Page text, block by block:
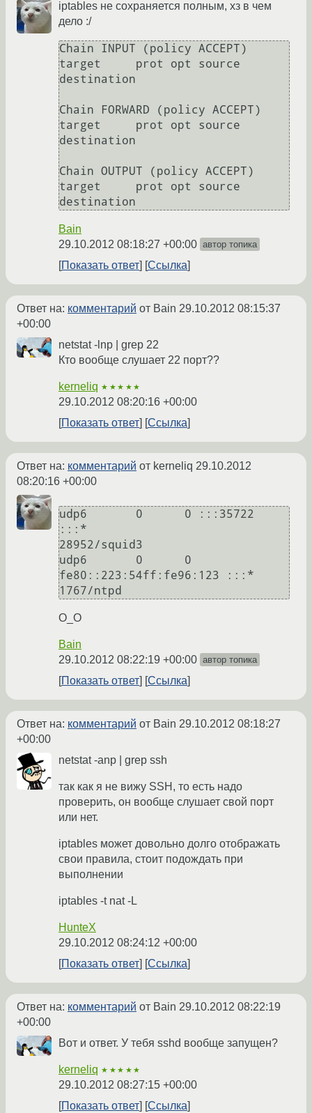
iptables не сохраняется полным, хз в чем
дело :/
Chain INPUT (policy ACCEPT)
target     prot opt source
destination
Chain FORWARD (policy ACCEPT)
target     prot opt source
destination
Chain OUTPUT (policy ACCEPT)
target     prot opt source
destination
Bain
29.10.2012 08:18:27 +00:00 автор топика
Показать ответ Ссылка
Ответ на: комментарий от Bain 29.10.2012 08:15:37
+00:00
netstat -lnp | grep 22
Кто вообще слушает 22 порт??
kerneliq ★★★★★
29.10.2012 08:20:16 +00:00
Показать ответ
Ссылка
Ответ на: комментарий от kerneliq 29.10.2012
08:20:16 +00:00
udp6       0      0 :::35722
:::*
28952/squid3
udp6       0      0
fe80::223:54ff:fe96:123 :::*
1767/ntpd
О_О
Bain
29.10.2012 08:22:19 +00:00 автор топика
Показать ответ Ссылка
Ответ на: комментарий от Bain 29.10.2012 08:18:27
+00:00
netstat -anp | grep ssh
так как я не вижу SSH, то есть надо
проверить, он вообще слушает свой порт
или нет.
iptables может довольно долго отображать
свои правила, стоит подождать при
выполнении
iptables -t nat -L
HunteX
29.10.2012 08:24:12 +00:00
Показать ответ
Ссылка
Ответ на: комментарий от Bain 29.10.2012 08:22:19
+00:00
Вот и ответ. У тебя sshd вообще запущен?
kerneliq ★★★★★
29.10.2012 08:27:15 +00:00
Показать ответ
Ссылка